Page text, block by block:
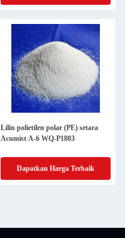
Lilin polietilen polar (PE) setara
Acumist A-6 WQ-P1803
Dapatkan Harga Terbaik